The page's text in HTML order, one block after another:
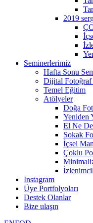
2019
Seminerlerimiz
Hafta Sonu
Dijital Fotoğraf
Temel Eğitim
Atölyeler
Doğa
Yeniden
El Ne
Sokak
İçsel
Çoklu
Instagram
Üye Portfolyoları
Destek Olanlar
Bize ulaşın